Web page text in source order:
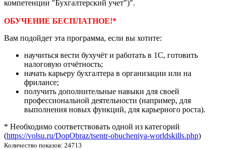
компетенции "Бухгалтерский учет")".
ОБУЧЕНИЕ БЕСПЛАТНОЕ!*
Вам подойдет эта программа, если вы хотите:
научиться вести бухучёт и работать в 1С, готовить
налоговую отчётность;
начать карьеру бухгалтера в организации или на
фрилансе;
получить дополнительные навыки для своей
профессиональной деятельности (например, для
выполнения новых функций, для карьерного роста).
* Необходимо соответствовать одной из категорий
(https://volsu.ru/DopObraz/tsentr-obucheniya-worldskills.php)
Количество показов: 24713